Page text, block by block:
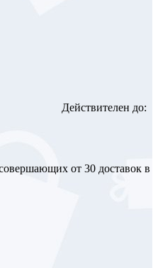
Действителен до:
от 30 доставок в